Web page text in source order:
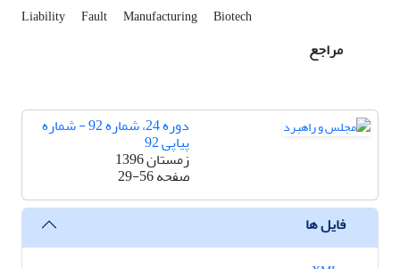
Liability Fault Manufacturing Biotech
مراجع
دوره 24، شماره 92 - شماره
پیاپی 92
زمستان 1396
صفحه29-56
فایل ها